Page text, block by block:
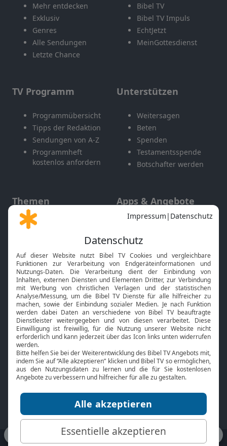
Mehr entdecken
Exklusiv
Genres
Alle Sendungen
Letzte Chance
Bibel TV
Bibel TV Impuls
EchtJetzt
MeinGottesdienst
TV Programm
Programmübersicht
Tipps der Redaktion
Sendungen von A-Z
Programmheft
kostenlos anfordern
Unterstützen
Weitersagen
Beten
Spenden
Testamentsspende
Botschafter werden
Themen
Gott und Bibel erklärt
Neuigkeiten
Apps & Angebote
Mobile App
Smart TV
HbbTV
Bibelthek Online-Bibel
Nächster Gottesdienst
Bibel TV
Über uns
Jobs
Mediadaten
Service
Kontakt
TV-Empfang
bibeltv.de: Impressum Datenschutz